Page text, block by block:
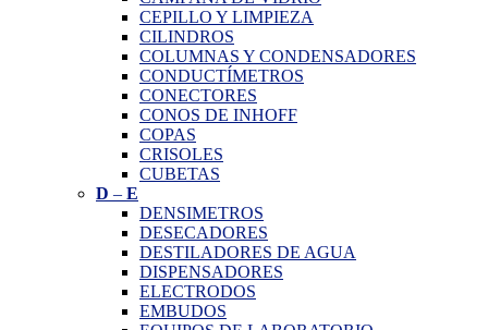
CEPILLO Y LIMPIEZA
CILINDROS
COLUMNAS Y CONDENSADORES
CONDUCTÍMETROS
CONECTORES
CONOS DE INHOFF
COPAS
CRISOLES
CUBETAS
D – E
DENSIMETROS
DESECADORES
DESTILADORES DE AGUA
DISPENSADORES
ELECTRODOS
EMBUDOS